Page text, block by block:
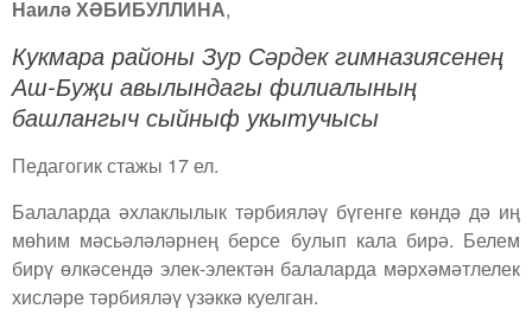
Наилә ХӘБИБУЛЛИНА,
Кукмара районы Зур Сәрдек гимназиясенең
Аш-Буҗи авылындагы филиалының
башлангыч сыйныф укытучысы
Педагогик стажы 17 ел.
Балаларда әхлаклылык тәрбияләү бүгенге көндә дә иң
мөһим мәсьәләләрнең берсе булып кала бирә. Белем
бирү өлкәсендә элек-электән балаларда мәрхәмәтлелек
хисләре тәрбияләү үзәккә куелган.